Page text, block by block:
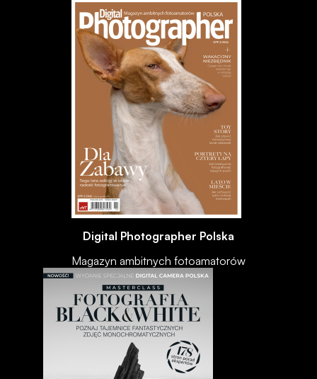
Digital Photographer Polska
Magazyn ambitnych fotoamatorów